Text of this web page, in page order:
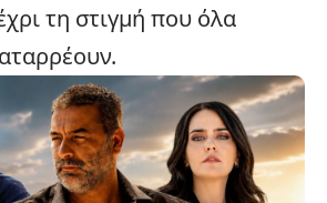
τη στιγμή που όλα